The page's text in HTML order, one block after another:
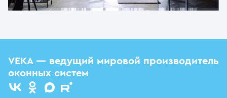
VEKA — ведущий мировой производитель
оконных систем